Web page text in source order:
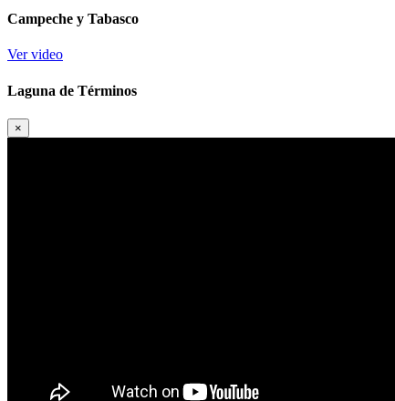
Campeche y Tabasco
Ver video
Laguna de Términos
×